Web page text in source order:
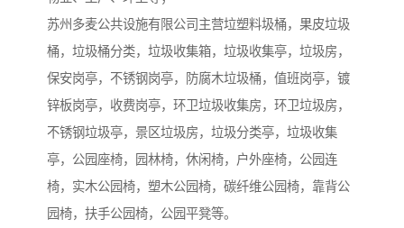
苏州多麦公共设施有限公司主营垃塑料圾桶，果皮垃圾
桶，垃圾桶分类，垃圾收集箱，垃圾收集亭，垃圾房，
保安岗亭，不锈钢岗亭，防腐木垃圾桶，值班岗亭，镀
锌板岗亭，收费岗亭，环卫垃圾收集房，环卫垃圾房，
不锈钢垃圾亭，景区垃圾房，垃圾分类亭，垃圾收集
亭，公园座椅，园林椅，休闲椅，户外座椅，公园连
椅，实木公园椅，塑木公园椅，碳纤维公园椅，靠背公
园椅，扶手公园椅，公园平凳等。